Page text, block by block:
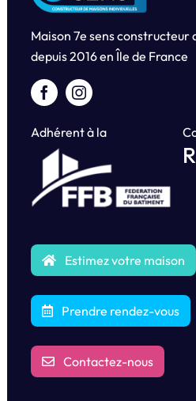
Maison 7e sens constructeur
depuis2016 en Île de France
Adhérent à la
Estimez votre maison
Prendre rendez-vous
Contactez-nous